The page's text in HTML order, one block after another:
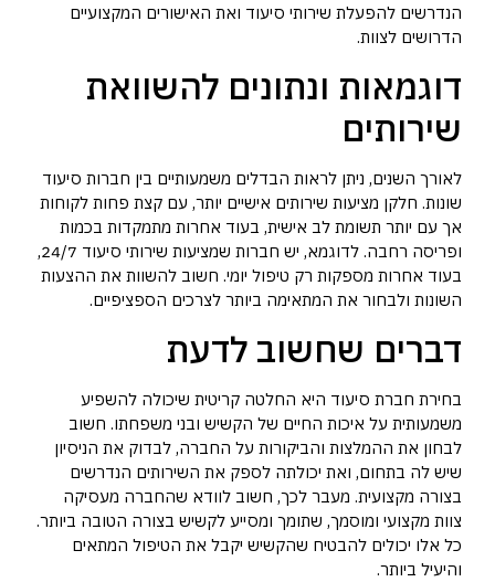
הנדרשים להפעלת שירותי סיעוד ואת האישורים המקצועיים
הדרושים לצוות.
דוגמאות ונתונים להשוואת
שירותים
לאורך השנים, ניתן לראות הבדלים משמעותיים בין חברות סיעוד
שונות. חלקן מציעות שירותים אישיים יותר, עם קצת פחות לקוחות
אך עם יותר תשומת לב אישית, בעוד אחרות מתמקדות בכמות
ופריסה רחבה. לדוגמא, יש חברות שמציעות שירותי סיעוד 24/7,
בעוד אחרות מספקות רק טיפול יומי. חשוב להשוות את ההצעות
השונות ולבחור את המתאימה ביותר לצרכים הספציפיים.
דברים שחשוב לדעת
בחירת חברת סיעוד היא החלטה קריטית שיכולה להשפיע
משמעותית על איכות החיים של הקשיש ובני משפחתו. חשוב
לבחון את ההמלצות והביקורות על החברה, לבדוק את הניסיון
שיש לה בתחום, ואת יכולתה לספק את השירותים הנדרשים
בצורה מקצועית. מעבר לכך, חשוב לוודא שהחברה מעסיקה
צוות מקצועי ומוסמך, שתומך ומסייע לקשיש בצורה הטובה ביותר.
כל אלו יכולים להבטיח שהקשיש יקבל את הטיפול המתאים
והיעיל ביותר.